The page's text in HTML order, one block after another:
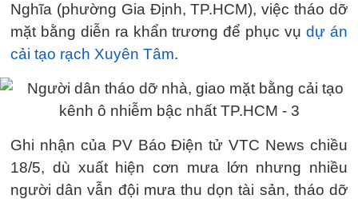
Nghĩa (phường Gia Định, TP.HCM), việc tháo dỡ
mặt bằng diễn ra khẩn trương để phục vụdự án
cải tạo rạch Xuyên Tâm.
Ghi nhận của PV Báo Điện tử VTC News chiều
18/5, dù xuất hiện cơn mưa lớn nhưng nhiều
người dân vẫn đội mưa thu dọn tài sản, tháo dỡ